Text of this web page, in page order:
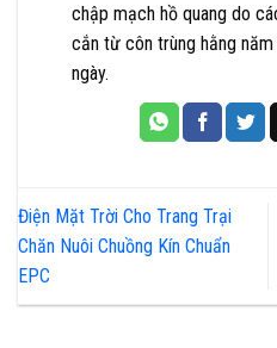
chập mạch hồ quang do
cắn từ côn trùng hằng
ngày.
Điện Mặt Trời Cho Trang Trại
Chăn Nuôi Chuồng Kín Chuẩn
EPC